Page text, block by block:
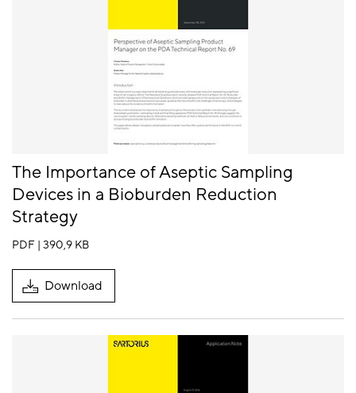
The Importance of Aseptic Sampling
Devices in a Bioburden Reduction
Strategy
PDF | 390,9 KB
Download